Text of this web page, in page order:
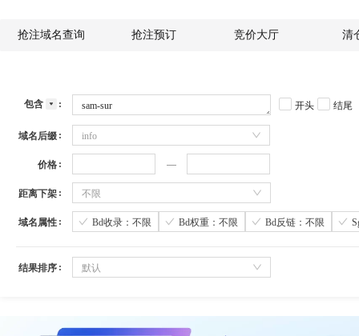
抢注域名查询 抢注预订 竞价大厅 清
包含 开头 结尾
域名后缀 info
价格
距离下架 不限
域名属性 Bd收录：不限 Bd权重：不限 Bd反链：不限
结果排序 默认